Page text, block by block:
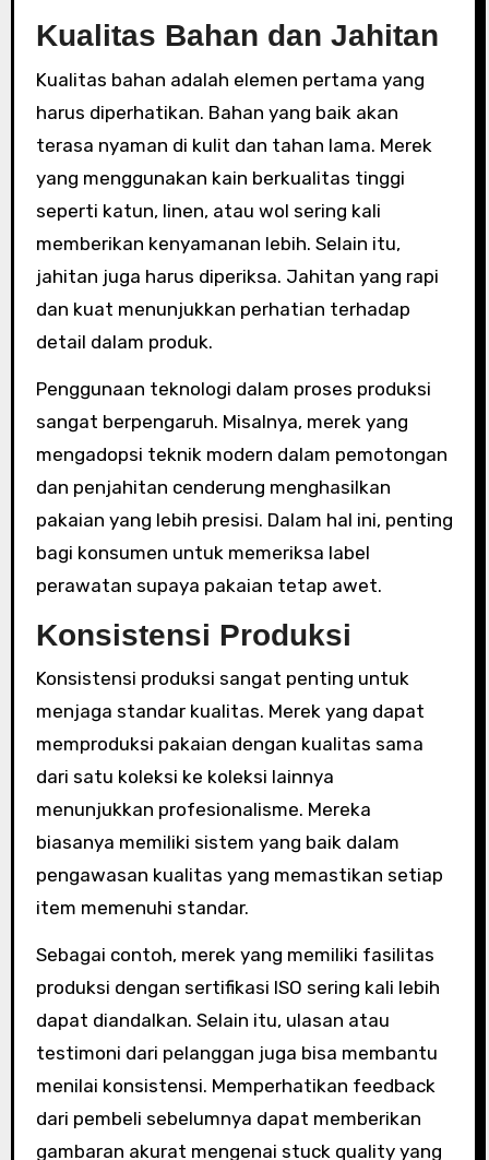
Kualitas Bahan dan Jahitan
Kualitas bahan adalah elemen pertama yang
harus diperhatikan. Bahan yang baik akan
terasa nyaman di kulit dan tahan lama. Merek
yang menggunakan kain berkualitas tinggi
seperti katun, linen, atau wol sering kali
memberikan kenyamanan lebih. Selain itu,
jahitan juga harus diperiksa. Jahitan yang rapi
dan kuat menunjukkan perhatian terhadap
detail dalam produk.
Penggunaan teknologi dalam proses produksi
sangat berpengaruh. Misalnya, merek yang
mengadopsi teknik modern dalam pemotongan
dan penjahitan cenderung menghasilkan
pakaian yang lebih presisi. Dalam hal ini, penting
bagi konsumen untuk memeriksa label
perawatan supaya pakaian tetap awet.
Konsistensi Produksi
Konsistensi produksi sangat penting untuk
menjaga standar kualitas. Merek yang dapat
memproduksi pakaian dengan kualitas sama
dari satu koleksi ke koleksi lainnya
menunjukkan profesionalisme. Mereka
biasanya memiliki sistem yang baik dalam
pengawasan kualitas yang memastikan setiap
item memenuhi standar.
Sebagai contoh, merek yang memiliki fasilitas
produksi dengan sertifikasi ISO sering kali lebih
dapat diandalkan. Selain itu, ulasan atau
testimoni dari pelanggan juga bisa membantu
menilai konsistensi. Memperhatikan feedback
dari pembeli sebelumnya dapat memberikan
gambaran akurat mengenai stuck quality yang